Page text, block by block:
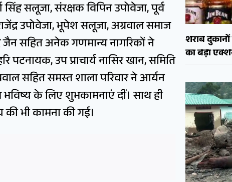
सलूजा, संरक्षक विपिन उपोवेजा, पूर्व
उपोवेजा, भूपेश सलूजा, अग्रवाल समाज
सहित अनेक गणमान्य नागरिकों ने
पटनायक, उप प्राचार्य नासिर खान, समिति
सहित समस्त शाला परिवार ने आर्यन
के लिए शुभकामनाएं दीं। साथ ही
की भी कामना की गई।
शराब
का बड़ा